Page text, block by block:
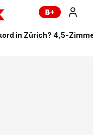
in Zürich? 4,5-